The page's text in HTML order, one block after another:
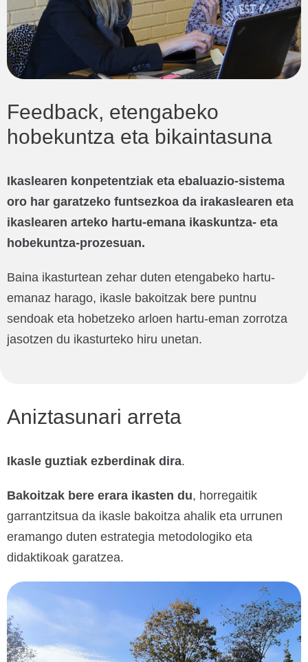
Feedback, etengabeko
hobekuntza eta bikaintasuna
Ikaslearen konpetentziak eta ebaluazio-sistema
oro har garatzeko funtsezkoa da irakaslearen eta
ikaslearen arteko hartu-emana ikaskuntza- eta
hobekuntza-prozesuan.
Baina ikasturtean zehar duten etengabeko hartu-
emanaz harago, ikasle bakoitzak bere puntnu
sendoak eta hobetzeko arloen hartu-eman zorrotza
jasotzen du ikasturteko hiru unetan.
Aniztasunari arreta
Ikasle guztiak ezberdinak dira.
Bakoitzak bere erara ikasten du, horregaitik
garrantzitsua da ikasle bakoitza ahalik eta urrunen
eramango duten estrategia metodologiko eta
didaktikoak garatzea.